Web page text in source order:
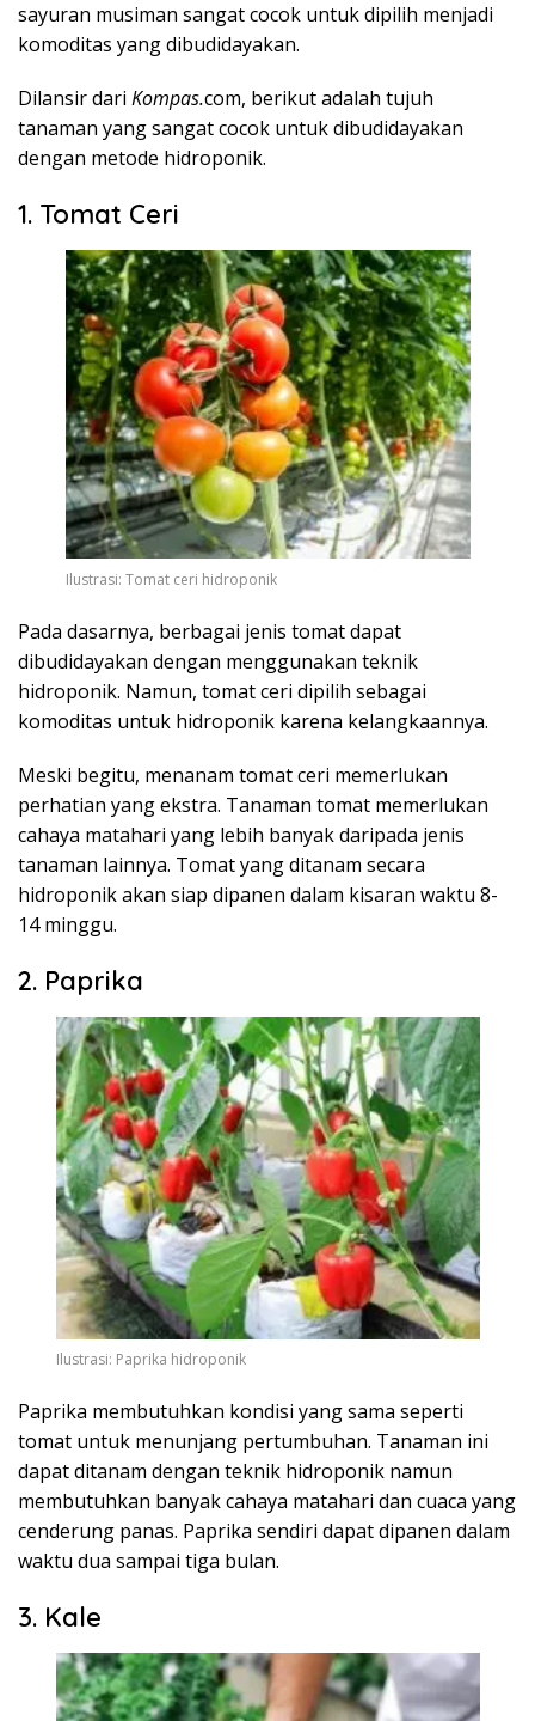
sayuran musiman sangat cocok untuk dipilih menjadi
komoditas yang dibudidayakan.
Dilansir dari Kompas.com, berikut adalah tujuh
tanaman yang sangat cocok untuk dibudidayakan
dengan metode hidroponik.
1. Tomat Ceri
Ilustrasi: Tomat ceri hidroponik
Pada dasarnya, berbagai jenis tomat dapat
dibudidayakan dengan menggunakan teknik
hidroponik. Namun, tomat ceri dipilih sebagai
komoditas untuk hidroponik karena kelangkaannya.
Meski begitu, menanam tomat ceri memerlukan
perhatian yang ekstra. Tanaman tomat memerlukan
cahaya matahari yang lebih banyak daripada jenis
tanaman lainnya. Tomat yang ditanam secara
hidroponik akan siap dipanen dalam kisaran waktu 8-
14 minggu.
2. Paprika
Ilustrasi: Paprika hidroponik
Paprika membutuhkan kondisi yang sama seperti
tomat untuk menunjang pertumbuhan. Tanaman ini
dapat ditanam dengan teknik hidroponik namun
membutuhkan banyak cahaya matahari dan cuaca yang
cenderung panas. Paprika sendiri dapat dipanen dalam
waktu dua sampai tiga bulan.
3. Kale